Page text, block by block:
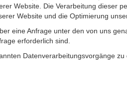
Website. Die Verarbeitung dieser
Website und die Optimierung
eine Anfrage unter den von uns
erforderlich sind.
Datenverarbeitungsvorgänge